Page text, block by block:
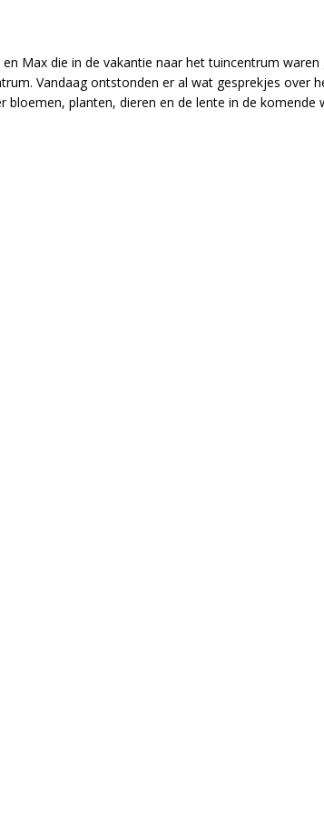
Max die in de vakantie naar het tuincentrum
Vandaag ontstonden er al wat gesprekjes over
planten, dieren en de lente in de komende